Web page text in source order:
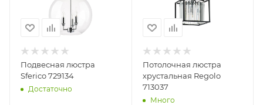
Подвесная люстра
Sferico 729134
Достаточно
Потолочная люстра
хрустальная Regolo
713037
Много